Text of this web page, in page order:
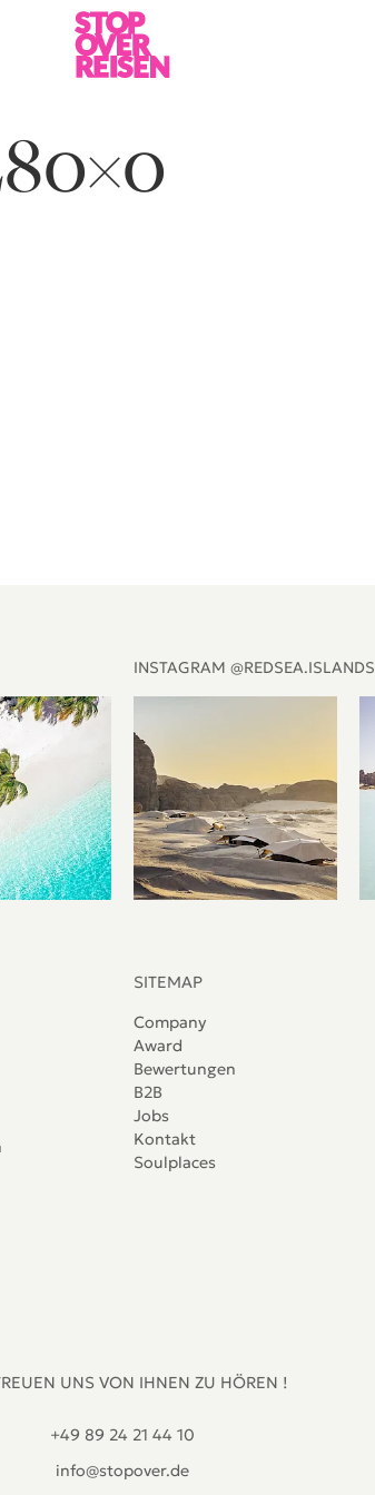
INSTAGRAM @REDSEA.ISLANDS
SITEMAP
Company
Award
Bewertungen
B2B
Jobs
Kontakt
Soulplaces
UNS VON IHNEN ZU HÖREN !
+49 89 24 21 44 10
info@stopover.de